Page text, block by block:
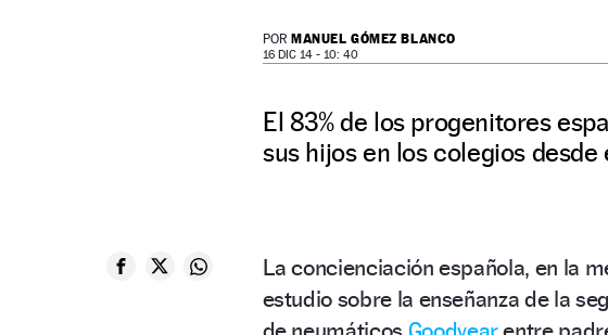
POR MANUEL GÓMEZ BLANCO
16 DIC 14 - 10: 40
El 83% de los progenitores
sus hijos en los colegios desde
La concienciación española, en la
estudio sobre la enseñanza de la